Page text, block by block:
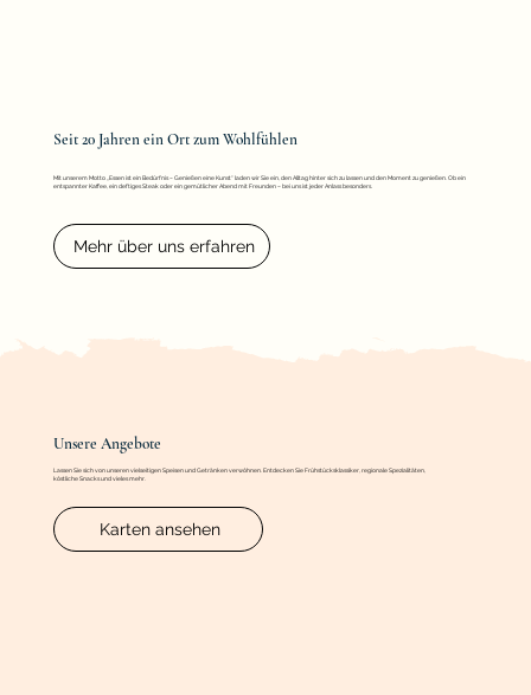
Seit 20 Jahren ein Ort zum Wohlfühlen
Mit unserem Motto „Essen ist ein Bedürfnis – Genießen eine Kunst“ laden wir Sie ein, den Alltag hinter sich zu lassen und den Moment zu genießen. Ob ein
entspannter Kaffee, ein deftiges Steak oder ein gemütlicher Abend mit Freunden – bei uns ist jeder Anlass besonders.
Mehr über uns erfahren
Unsere Angebote
Lassen Sie sich von unseren vielseitigen Speisen und Getränken verwöhnen. Entdecken Sie Frühstücksklassiker, regionale Spezialitäten,
köstliche Snacks und vieles mehr.
Karten ansehen